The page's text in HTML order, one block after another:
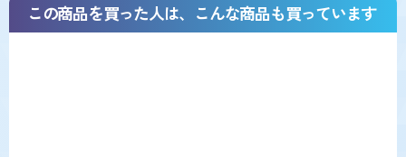
この商品を買った人は、こんな商品も買っています